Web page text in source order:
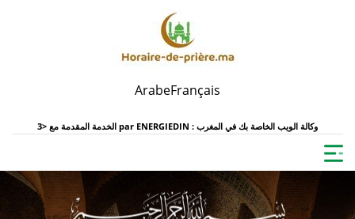
ArabeFrançais
الخدمة المقدمة مع <3 par ENERGIEDIN : وكالة الويب الخاصة بك في المغرب